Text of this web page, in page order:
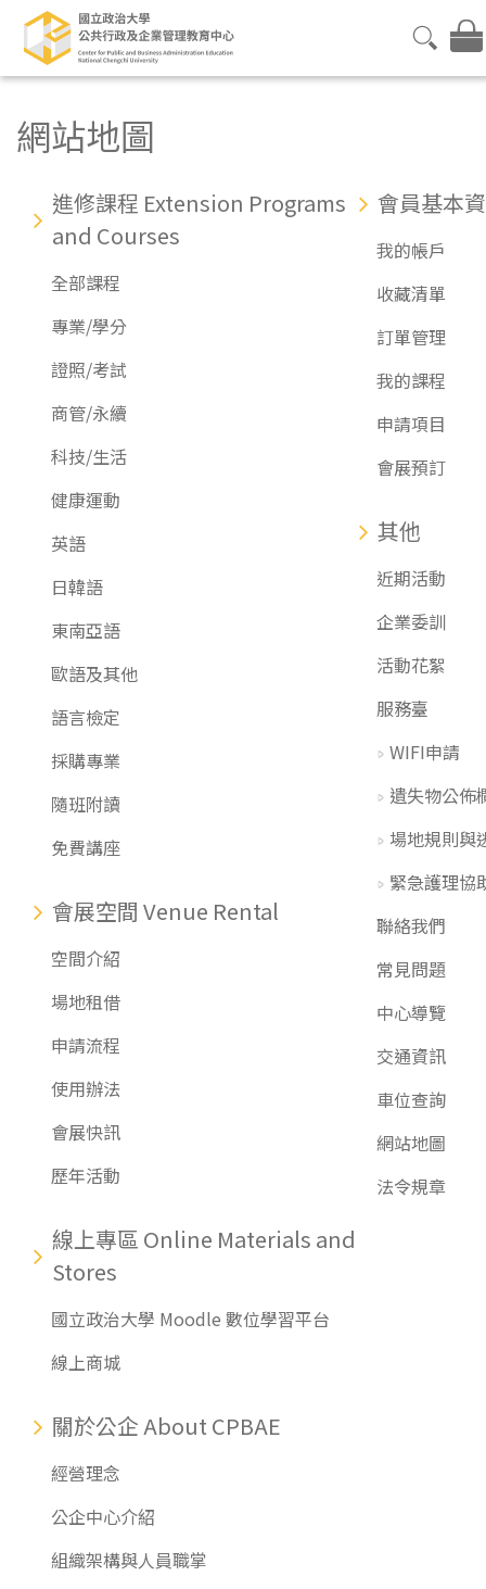
網站地圖
進修課程 Extension Programs
and Courses
全部課程
專業/學分
證照/考試
商管/永續
科技/生活
健康運動
英語
日韓語
東南亞語
歐語及其他
語言檢定
採購專業
隨班附讀
免費講座
會展空間 Venue Rental
空間介紹
場地租借
申請流程
使用辦法
會展快訊
歷年活動
線上專區 Online Materials and
Stores
國立政治大學 Moodle 數位學習平台
線上商城
關於公企 About CPBAE
經營理念
公企中心介紹
組織架構與人員職掌
會員基本
我的帳戶
收藏清單
訂單管理
我的課程
申請項目
會展預訂
其他
近期活動
企業委訓
活動花絮
服務臺
WIFI申請
遺失物公佈
場地規則與
緊急護理協
聯絡我們
常見問題
中心導覽
交通資訊
車位查詢
網站地圖
法令規章